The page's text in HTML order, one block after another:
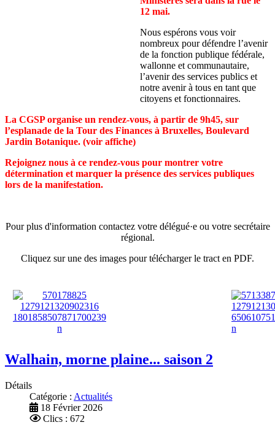
12 mai.
Nous espérons vous voir
nombreux pour défendre l’avenir
de la fonction publique fédérale,
wallonne et communautaire,
l’avenir des services publics et
notre avenir à tous en tant que
citoyens et fonctionnaires.
La CGSP organise un rendez-vous, à partir de 9h45, sur
l’esplanade de la Tour des Finances à Bruxelles, Boulevard
Jardin Botanique. (voir affiche)
Rejoignez nous à ce rendez-vous pour montrer votre
détermination et marquer la présence des services publiques
lors de la manifestation.
Pour plus d'information contactez votre délégué·e ou votre secrétaire
régional.
Cliquez sur une des images pour télécharger le tract en PDF.
Walhain, morne plaine... saison 2
Détails
Catégorie : Actualités
18 Février 2026
Clics : 672